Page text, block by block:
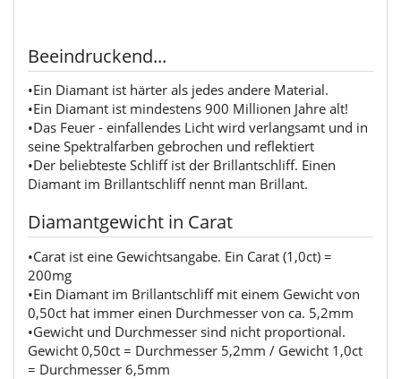
Beeindruckend...
•Ein Diamant ist härter als jedes andere Material.
•Ein Diamant ist mindestens 900 Millionen Jahre alt!
•Das Feuer - einfallendes Licht wird verlangsamt und in
seine Spektralfarben gebrochen und reflektiert
•Der beliebteste Schliff ist der Brillantschliff. Einen
Diamant im Brillantschliff nennt man Brillant.
Diamantgewicht in Carat
•Carat ist eine Gewichtsangabe. Ein Carat (1,0ct) =
200mg
•Ein Diamant im Brillantschliff mit einem Gewicht von
0,50ct hat immer einen Durchmesser von ca. 5,2mm
•Gewicht und Durchmesser sind nicht proportional.
Gewicht 0,50ct = Durchmesser 5,2mm / Gewicht 1,0ct
= Durchmesser 6,5mm